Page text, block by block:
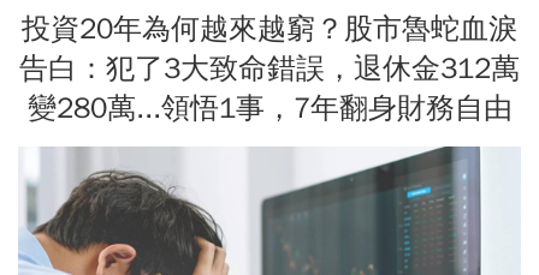
投資20年為何越來越窮？股市魯蛇血淚
告白：犯了3大致命錯誤，退休金312萬
變280萬...領悟1事，7年翻身財務自由